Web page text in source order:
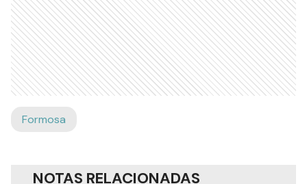
Formosa
NOTAS RELACIONADAS